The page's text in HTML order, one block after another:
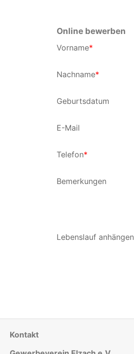
Online bewerben
Vorname*
Nachname*
Geburtsdatum
E-Mail
Telefon*
Bemerkungen
Lebenslauf anhängen
Kontakt